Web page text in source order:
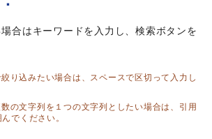
合はキーワードを入力し、検索ボタンを
り込みたい場合は、スペースで区切って入力し
の文字列を１つの文字列としたい場合は、引用
でください。